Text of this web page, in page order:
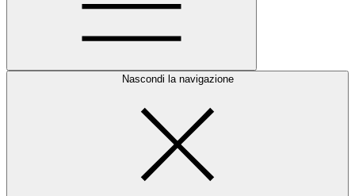
Nascondi la navigazione